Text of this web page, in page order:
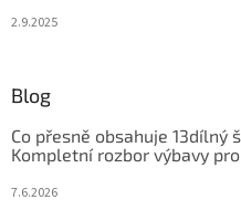
2.9.2025
Blog
Co přesně obsahuje 13dílný
Kompletní rozbor výbavy
7.6.2026